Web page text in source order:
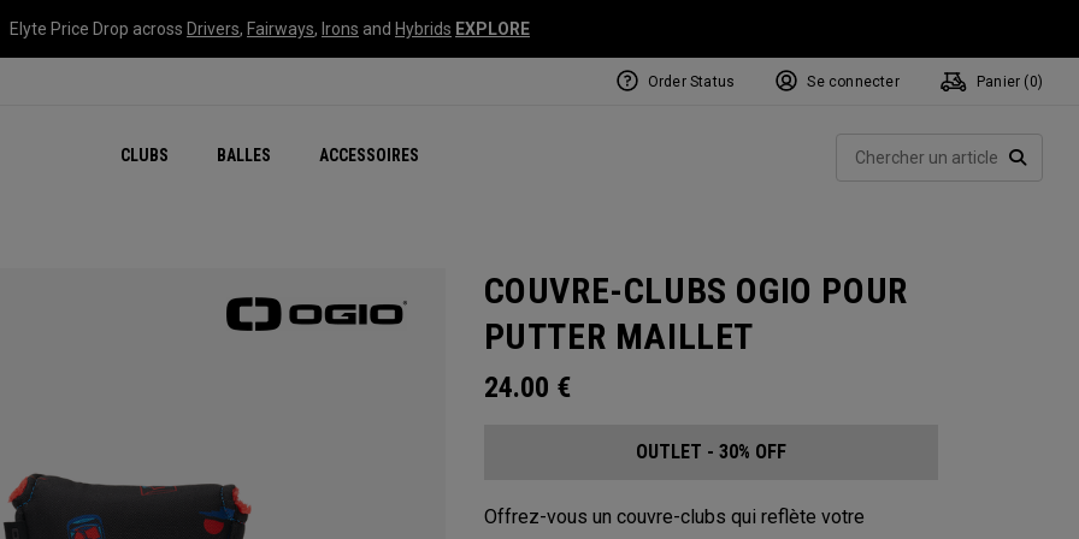
Elyte Price Drop across Drivers, Fairways, Irons and Hybrids EXPLORE
CLUBS BALLES ACCESSOIRES
Order Status Se connecter Panier ( 0)
COUVRE-CLUBS OGIO POUR
PUTTER MAILLET
24.00 €
OUTLET - 30% OFF
Offrez-vous un couvre-clubs qui reflète votre